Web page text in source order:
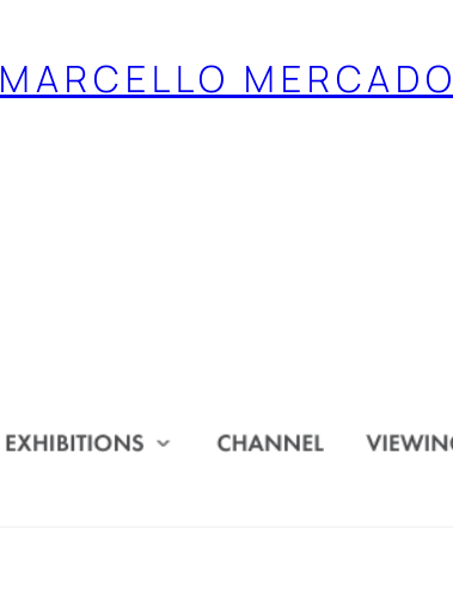
MARCELLO MERCADO